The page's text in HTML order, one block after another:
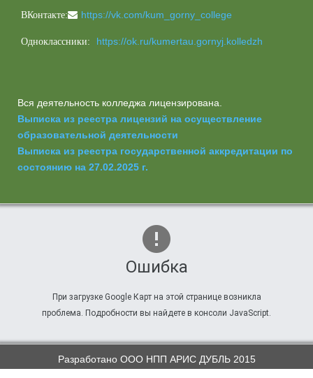
ВКонтакте: https://vk.com/kum_gorny_college
Одноклассники: https://ok.ru/kumertau.gornyj.kolledzh
Вся деятельность колледжа лицензирована.
Выписка из реестра лицензий на осуществление
образовательной деятельности
Выписка из реестра государственной аккредитации по
состоянию на 27.02.2025 г.
Ошибка
При загрузке Google Карт на этой странице возникла
проблема. Подробности вы найдете в консоли JavaScript.
Разработано ООО НПП АРИС ДУБЛЬ 2015